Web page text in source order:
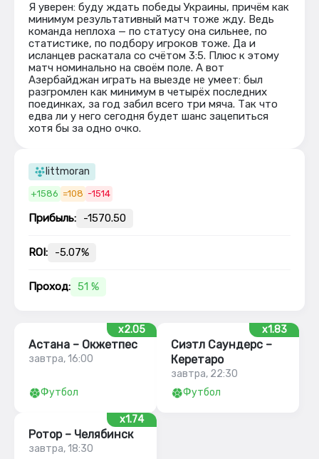
Я уверен: буду ждать победы Украины, причём как
минимум результативный матч тоже жду. Ведь
команда неплоха — по статусу она сильнее, по
статистике, по подбору игроков тоже. Да и
исланцев раскатала со счётом 3:5. Плюс к этому
матч номинально на своём поле. А вот
Азербайджан играть на выезде не умеет: был
разгромлен как минимум в четырёх последних
поединках, за год забил всего три мяча. Так что
едва ли у него сегодня будет шанс зацепиться
хотя бы за одно очко.
littmoran
+1586 =108 -1514
Прибыль: -1570.50
ROI: -5.07%
Проход: 51 %
x2.05
Астана – Окжетпес
завтра, 16:00
Футбол
x1.83
Сиэтл Саундерс –
Керетаро
завтра, 22:30
Футбол
x1.74
Ротор – Челябинск
завтра, 18:30